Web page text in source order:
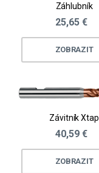
Záhlubník
25,65 €
ZOBRAZIT
Závitník Xtap
40,59 €
ZOBRAZIT